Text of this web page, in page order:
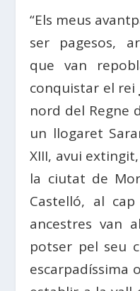
“Els meus
ser pagesos,
que van
conquistar el rei
nord del Regne
un llogaret
XIII, avui
la ciutat de
Castelló, al
ancestres van
potser pel seu
escarpadíssima